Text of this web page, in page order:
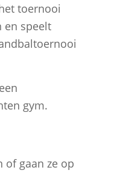
toernooi
en speelt
gym.
of gaan ze op